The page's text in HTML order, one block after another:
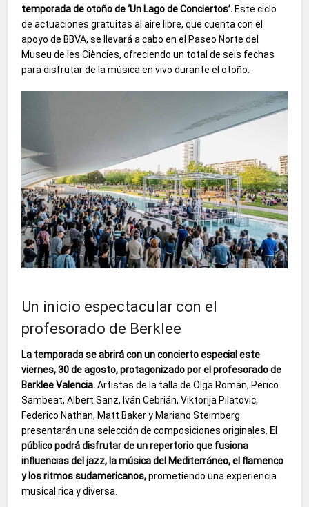
temporada de otoño de ‘Un Lago de Conciertos’. Este ciclo
de actuaciones gratuitas al aire libre, que cuenta con el
apoyo de BBVA, se llevará a cabo en el Paseo Norte del
Museu de les Ciències, ofreciendo un total de seis fechas
para disfrutar de la música en vivo durante el otoño.
Un inicio espectacular con el
profesorado de Berklee
La temporada se abrirá con un concierto especial este
viernes, 30 de agosto, protagonizado por el profesorado de
Berklee Valencia.Artistas de la talla de Olga Román, Perico
Sambeat, Albert Sanz, Iván Cebrián, Viktorija Pilatovic,
Federico Nathan, Matt Baker y Mariano Steimberg
presentarán una selección de composiciones originales.El
público podrá disfrutar de un repertorio que fusiona
influencias del jazz, la música del Mediterráneo, el flamenco
y los ritmos sudamericanos,prometiendo una experiencia
musical rica y diversa.